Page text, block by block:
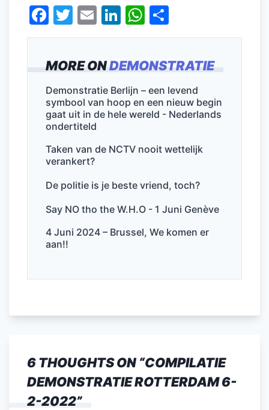
MORE ONDEMONSTRATIE
Demonstratie Berlijn – een levend
symbool van hoop en een nieuw begin
gaat uit in de hele wereld - Nederlands
ondertiteld
Taken van de NCTV nooit wettelijk
verankert?
De politie is je beste vriend, toch?
Say NO tho the W.H.O - 1 Juni Genève
4 Juni 2024 – Brussel, We komen er
aan!!
F
a
e
b
o
o
k
T
w
er
E
m
l
Li
n
e
dI
n
W
h
s
A
p
el
n
6 THOUGHTS ON “COMPILATIE
DEMONSTRATIE ROTTERDAM 6-
2-2022”